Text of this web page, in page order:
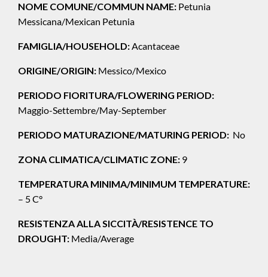
NOME COMUNE/COMMUN NAME: Petunia
Messicana/Mexican Petunia
FAMIGLIA/HOUSEHOLD:Acantaceae
ORIGINE/ORIGIN: Messico/Mexico
PERIODO FIORITURA/FLOWERING PERIOD:
Maggio-Settembre/May-September
PERIODO MATURAZIONE/MATURING PERIOD: No
ZONA CLIMATICA/CLIMATIC ZONE: 9
TEMPERATURA MINIMA/MINIMUM TEMPERATURE:
– 5 C°
RESISTENZA ALLA SICCITÀ/RESISTENCE TO
DROUGHT: Media/Average